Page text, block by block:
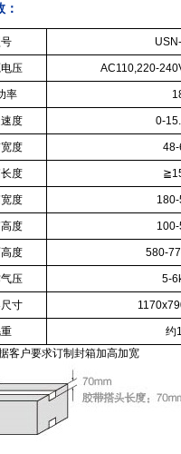
压 AC110,220-
率
度 0-
度 48-
度 ≧
度
度
度 580-
压 5-
寸
约
客户要求订制封箱加高加宽